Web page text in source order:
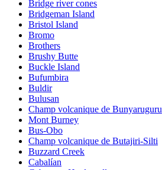
Bridge river cones
Bridgeman Island
Bristol Island
Bromo
Brothers
Brushy Butte
Buckle Island
Bufumbira
Buldir
Bulusan
Champ volcanique de Bunyaruguru
Mont Burney
Bus-Obo
Champ volcanique de Butajiri-Silti
Buzzard Creek
Cabalían